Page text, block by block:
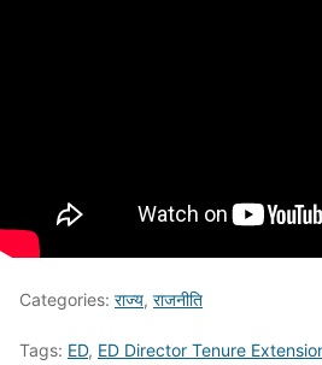
Categories: राज्य, राजनीति
Tags: ED, ED Director Tenure